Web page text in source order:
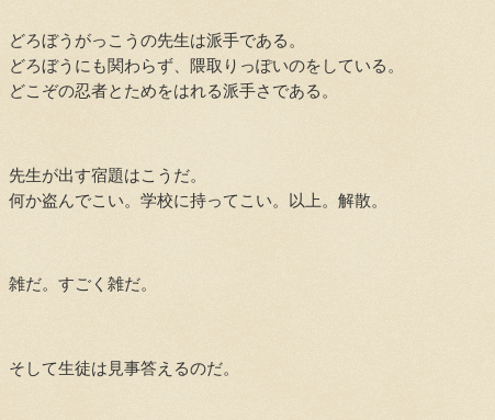
どろぼうがっこうの先生は派手である。
どろぼうにも関わらず、隈取りっぽいのをしている。
どこぞの忍者とためをはれる派手さである。
先生が出す宿題はこうだ。
何か盗んでこい。学校に持ってこい。以上。解散。
雑だ。すごく雑だ。
そして生徒は見事答えるのだ。